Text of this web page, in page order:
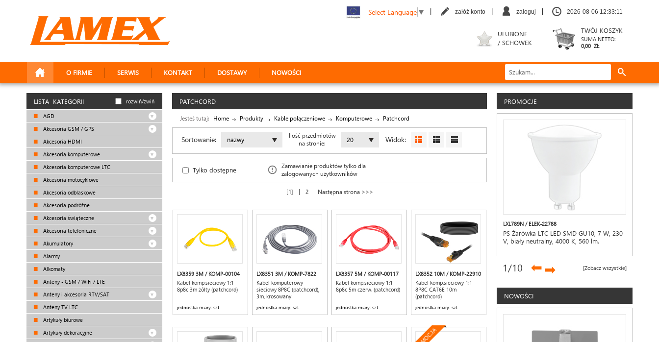
Select Language ▼ | załóż konto | zaloguj | 2026-08-06 12:33:12
O FIRMIE SERWIS KONTAKT DOSTAWY NOWOŚCI
TWÓJ KOSZYK
SUMA NETTO:
0,00 ZŁ
ULUBIONE
/ SCHOWEK
PROMOCJE
LXL789N / ELEK-22788
PS Żarówka LTC LED SMD GU10, 7 W, 230
V, biały neutralny, 4000 K, 560 lm.
[Zobacz wszystkie]
1/10 ➡➡
NOWOŚCI
LISTA KATEGORII rozwiń/zwiń
AGD
Akcesoria GSM / GPS
Akcesoria HDMI
Akcesoria komputerowe
Akcesoria komputerowe LTC
Akcesoria motocyklowe
Akcesoria odblaskowe
Akcesoria podróżne
Akcesoria świąteczne
Akcesoria telefoniczne
Akumulatory
Alarmy
Alkomaty
Anteny - GSM / WiFi / LTE
Anteny i akcesoria RTV/SAT
Anteny TV LTC
Artykuły biurowe
Artykuły dekoracyjne
PATCHCORD
Jesteś tutaj: Home Produkty Kable połączeniowe Komputerowe Patchcord
Sortowanie: nazwy
Ilość przedmiotów
na stronie:
20 Widok:
Tylko dostępne
Zamawianie produktów tylko dla
zalogowanych użytkowników
1 | 2 Następna strona >>>
LX8359 3M / KOMP-00104
Kabel komp.sieciowy 1:1
8p8c 3m żółty (patchcord)
jednostka miary: szt
LX8351 3M / KOMP-7822
Kabel komputerowy
sieciowy 8P8C (patchcord),
3m, krosowany
jednostka miary: szt
LX8357 5M / KOMP-00117
Kabel komp.sieciowy 1:1
8p8c 5m czerw. (patchcord)
jednostka miary: szt
LX8352 10M / KOMP-22910
Kabel komp.sieciowy 1:1
8P8C CAT6E 10m
(patchcord)
jednostka miary: szt